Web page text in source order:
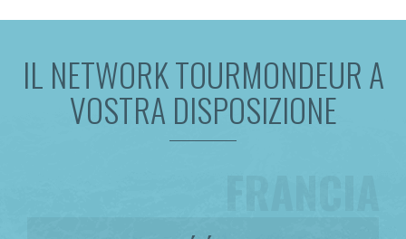
IL NETWORK TOURMONDEUR A
VOSTRA DISPOSIZIONE